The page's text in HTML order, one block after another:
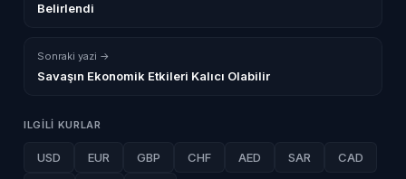
Belirlendi
Sonraki yazi →
Savaşın Ekonomik Etkileri Kalıcı Olabilir
ILGILI KURLAR
USD EUR GBP CHF AED SAR CAD